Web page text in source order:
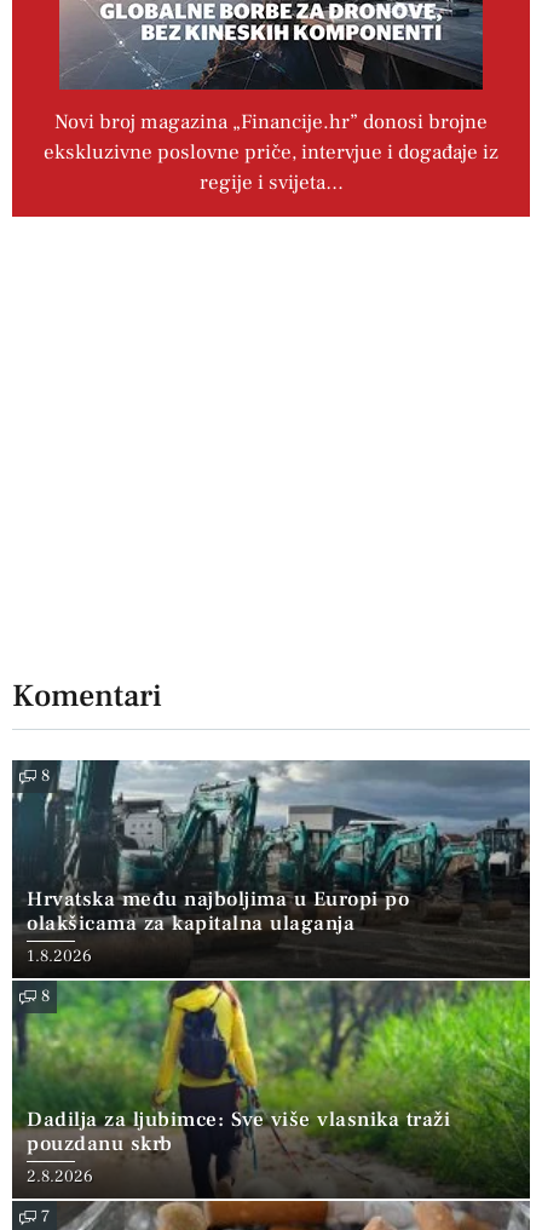
Novi broj magazina „Financije.hr” donosi brojne
ekskluzivne poslovne priče, intervjue i događaje iz
regije i svijeta…
Komentari
8
Hrvatska među najboljima u Europi po
olakšicama za kapitalna ulaganja
1.8.2026
8
Dadilja za ljubimce: Sve više vlasnika traži
pouzdanu skrb
2.8.2026
7